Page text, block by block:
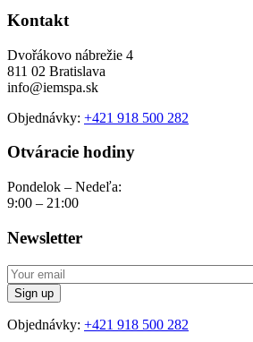
Kontakt
Dvořákovo nábrežie 4
811 02 Bratislava
info@iemspa.sk
Objednávky: +421 918 500 282
Otváracie hodiny
Pondelok – Nedeľa:
9:00 – 21:00
Newsletter
Objednávky: +421 918 500 282